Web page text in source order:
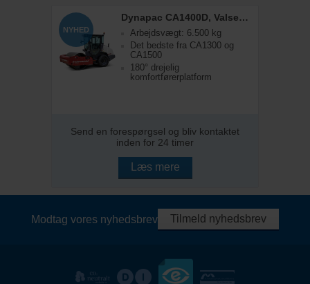
Dynapac CA1400D, Valsetog
Arbejdsvægt: 6.500 kg
Det bedste fra CA1300 og
CA1500
180° drejelig
komfortførerplatform
Send en forespørgsel og bliv kontaktet
inden for 24 timer
Læs mere
NYHED
Modtag vores nyhedsbrev Tilmeld nyhedsbrev